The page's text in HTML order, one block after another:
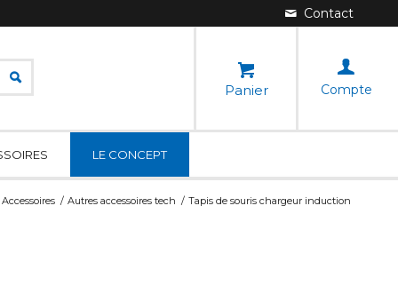
Panier Compte
LE CONCEPT
Accessoires / Autres accessoires tech / Tapis de souris chargeur induction